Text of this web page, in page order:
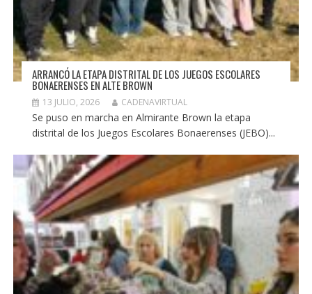
ARRANCÓ LA ETAPA DISTRITAL DE LOS JUEGOS ESCOLARES
BONAERENSES EN ALTE BROWN
13 JULIO, 2026 CADENAVIRTUAL
Se puso en marcha en Almirante Brown la etapa
distrital de los Juegos Escolares Bonaerenses (JEBO)...